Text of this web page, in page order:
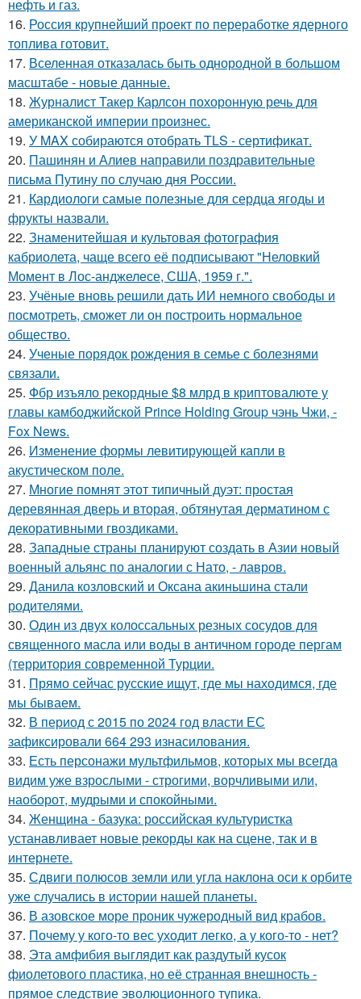
нефть и газ.
16. Россия крупнейший проект по переработке ядерного
топлива готовит.
17. Вселенная отказалась быть однородной в большом
масштабе - новые данные.
18. Журналист Такер Карлсон похоронную речь для
американской империи произнес.
19. У MAX собираются отобрать TLS - сертификат.
20. Пашинян и Алиев направили поздравительные
письма Путину по случаю дня России.
21. Кардиологи самые полезные для сердца ягоды и
фрукты назвали.
22. Знаменитейшая и культовая фотография
кабриолета, чаще всего её подписывают "Неловкий
Момент в Лос-анджелесе, США, 1959 г.".
23. Учёные вновь решили дать ИИ немного свободы и
посмотреть, сможет ли он построить нормальное
общество.
24. Ученые порядок рождения в семье с болезнями
связали.
25. Фбр изъяло рекордные $8 млрд в криптовалюте у
главы камбоджийской Prince Holding Group чэнь Чжи, -
Fox News.
26. Изменение формы левитирующей капли в
акустическом поле.
27. Многие помнят этот типичный дуэт: простая
деревянная дверь и вторая, обтянутая дерматином с
декоративными гвоздиками.
28. Западные страны планируют создать в Азии новый
военный альянс по аналогии с Нато, - лавров.
29. Данила козловский и Оксана акиньшина стали
родителями.
30. Один из двух колоссальных резных сосудов для
священного масла или воды в античном городе пергам
(территория современной Турции.
31. Прямо сейчас русские ищут, где мы находимся, где
мы бываем.
32. В период с 2015 по 2024 год власти ЕС
зафиксировали 664 293 изнасилования.
33. Есть персонажи мультфильмов, которых мы всегда
видим уже взрослыми - строгими, ворчливыми или,
наоборот, мудрыми и спокойными.
34. Женщина - базука: российская культуристка
устанавливает новые рекорды как на сцене, так и в
интернете.
35. Сдвиги полюсов земли или угла наклона оси к орбите
уже случались в истории нашей планеты.
36. В азовское море проник чужеродный вид крабов.
37. Почему у кого-то вес уходит легко, а у кого-то - нет?
38. Эта амфибия выглядит как раздутый кусок
фиолетового пластика, но её странная внешность -
прямое следствие эволюционного тупика.